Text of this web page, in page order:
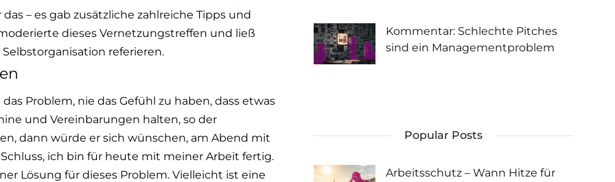
– es gab zusätzliche zahlreiche Tipps und
dieses Vernetzungstreffen und ließ
referieren.
Problem, nie das Gefühl zu haben, dass etwas
und Vereinbarungen halten, so der
dann würde er sich wünschen, am Abend mit
ich bin für heute mit meiner Arbeit fertig.
Lösung für dieses Problem. Vielleicht ist eine
Kommentar: Schlechte Pitches
sind ein Managementproblem
Popular Posts
Arbeitsschutz – Wann Hitze für